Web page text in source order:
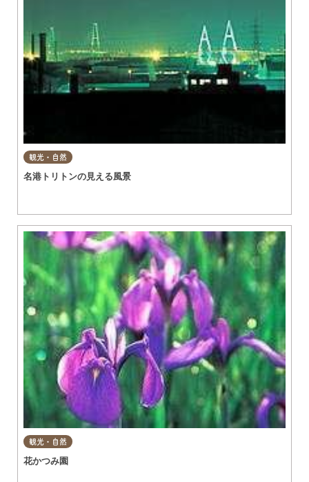
観光・自然
名港トリトンの見える風景
観光・自然
花かつみ園